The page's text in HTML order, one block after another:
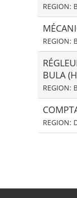
REGION:
REGION:
BULA
REGION:
REGION: